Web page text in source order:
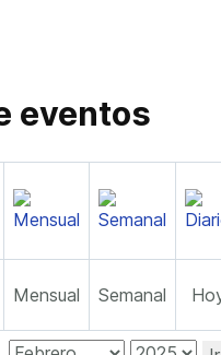
eventos
Mensual Semanal